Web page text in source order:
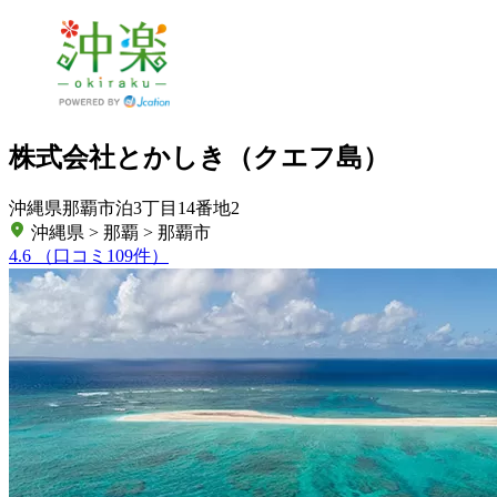
株式会社とかしき（クエフ島）
沖縄県那覇市泊3丁目14番地2
沖縄県 > 那覇 > 那覇市
4.6
（口コミ109件）